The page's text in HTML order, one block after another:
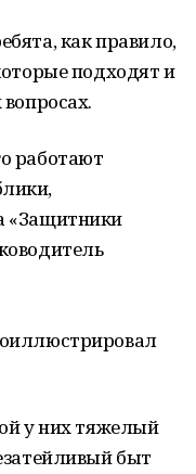
как правило,
подходят и
работают
«Защитники
у них тяжелый
быт